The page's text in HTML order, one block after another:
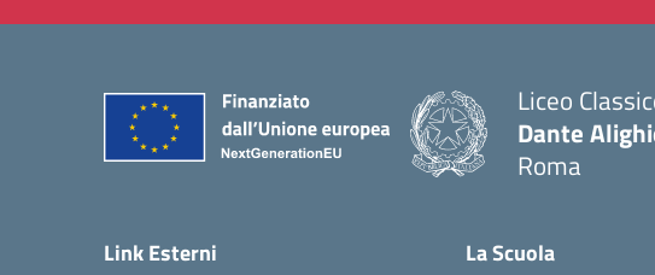
Liceo
Dante
Roma
Link Esterni La Scuola